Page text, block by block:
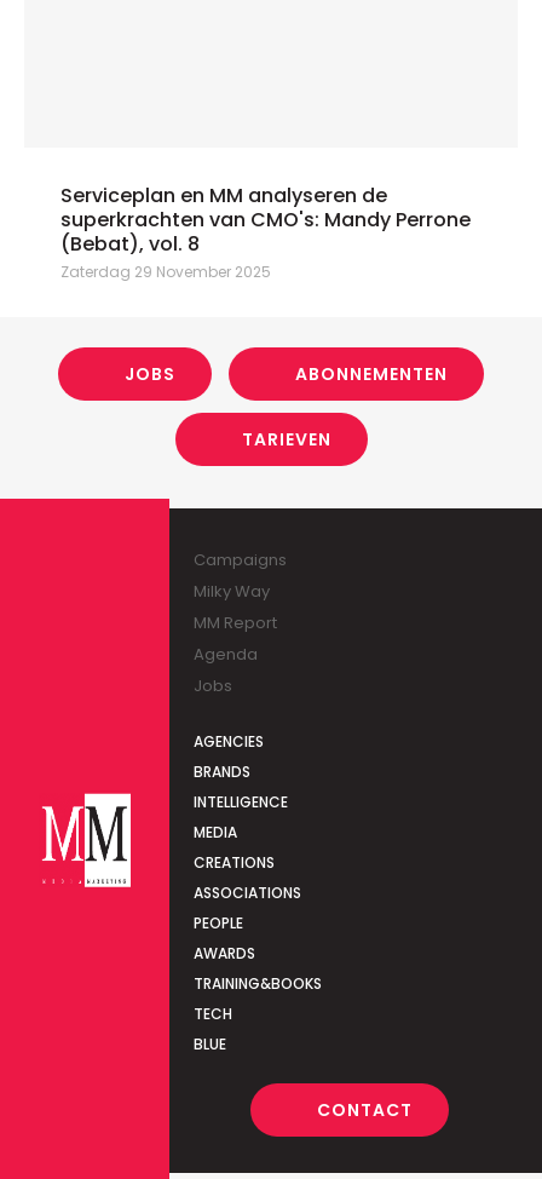
Serviceplan en MM analyseren de
superkrachten van CMO's: Mandy Perrone
(Bebat), vol. 8
Zaterdag 29 November 2025
JOBS ABONNEMENTEN
TARIEVEN
Campaigns
Milky Way
MM Report
Agenda
Jobs
AGENCIES
BRANDS
INTELLIGENCE
MEDIA
CREATIONS
ASSOCIATIONS
PEOPLE
AWARDS
TRAINING&BOOKS
TECH
BLUE
CONTACT